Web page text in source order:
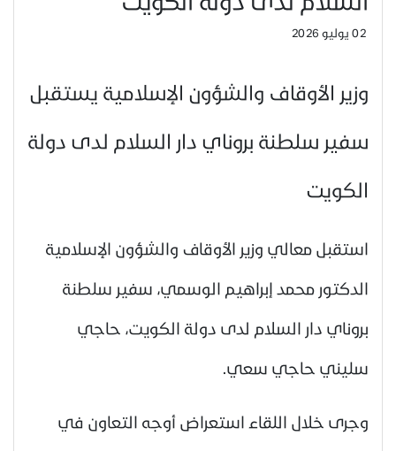
02 يوليو 2026
وزير الأوقاف والشؤون الإسلامية يستقبل
سفير سلطنة بروناي دار السلام لدى دولة
الكويت
استقبل معالي وزير الأوقاف والشؤون الإسلامية
الدكتور محمد إبراهيم الوسمي، سفير سلطنة
بروناي دار السلام لدى دولة الكويت، حاجي
سليني حاجي سعي.
وجرى خلال اللقاء استعراض أوجه التعاون في